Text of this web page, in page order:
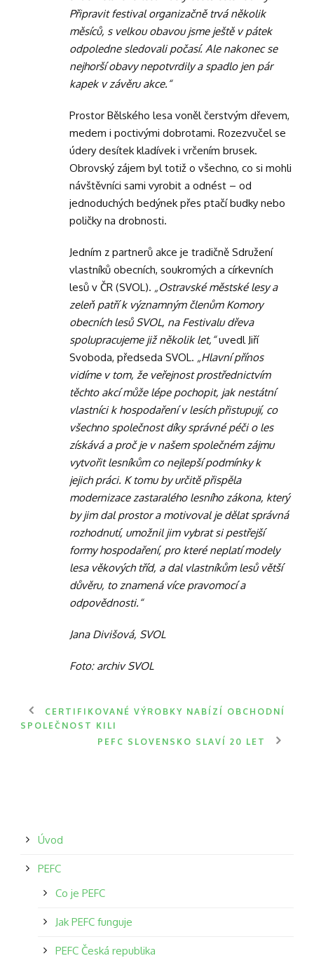
Připravit festival organizačně trvá několik
měsíců, s velkou obavou jsme ještě v pátek
odpoledne sledovali počasí. Ale nakonec se
nejhorší obavy nepotvrdily a spadlo jen pár
kapek v závěru akce.“
Prostor Bělského lesa voněl čerstvým dřevem,
medem i poctivými dobrotami. Rozezvučel se
údery desítek kladívek i vrčením brusek.
Obrovský zájem byl totiž o všechno, co si mohli
návštěvníci sami vyrobit a odnést – od
jednoduchých bedýnek přes ptačí budky nebo
poličky na drobnosti.
Jedním z partnerů akce je tradičně Sdružení
vlastníků obecních, soukromých a církevních
lesů v ČR (SVOL). „Ostravské městské lesy a
zeleň patří k významným členům Komory
obecních lesů SVOL, na Festivalu dřeva
spolupracujeme již několik let,“uvedl Jiří
Svoboda, předseda SVOL. „Hlavní přínos
vidíme v tom, že veřejnost prostřednictvím
těchto akcí může lépe pochopit, jak nestátní
vlastníci k hospodaření v lesích přistupují, co
všechno společnost díky správné péči o les
získává a proč je v našem společném zájmu
vytvořit lesníkům co nejlepší podmínky k
jejich práci. K tomu by určitě přispěla
modernizace zastaralého lesního zákona, který
by jim dal prostor a motivoval je dělat správná
rozhodnutí, umožnil jim vybrat si pestřejší
formy hospodaření, pro které neplatí modely
lesa věkových tříd, a dal vlastníkům lesů větší
důvěru, to znamená více pravomocí a
odpovědnosti.“
Jana Divišová, SVOL
Foto: archiv SVOL
CERTIFIKOVANÉ VÝROBKY NABÍZÍ OBCHODNÍ
SPOLEČNOST KILI
PEFC SLOVENSKO SLAVÍ 20 LET
Úvod
PEFC
Co je PEFC
Jak PEFC funguje
PEFC Česká republika